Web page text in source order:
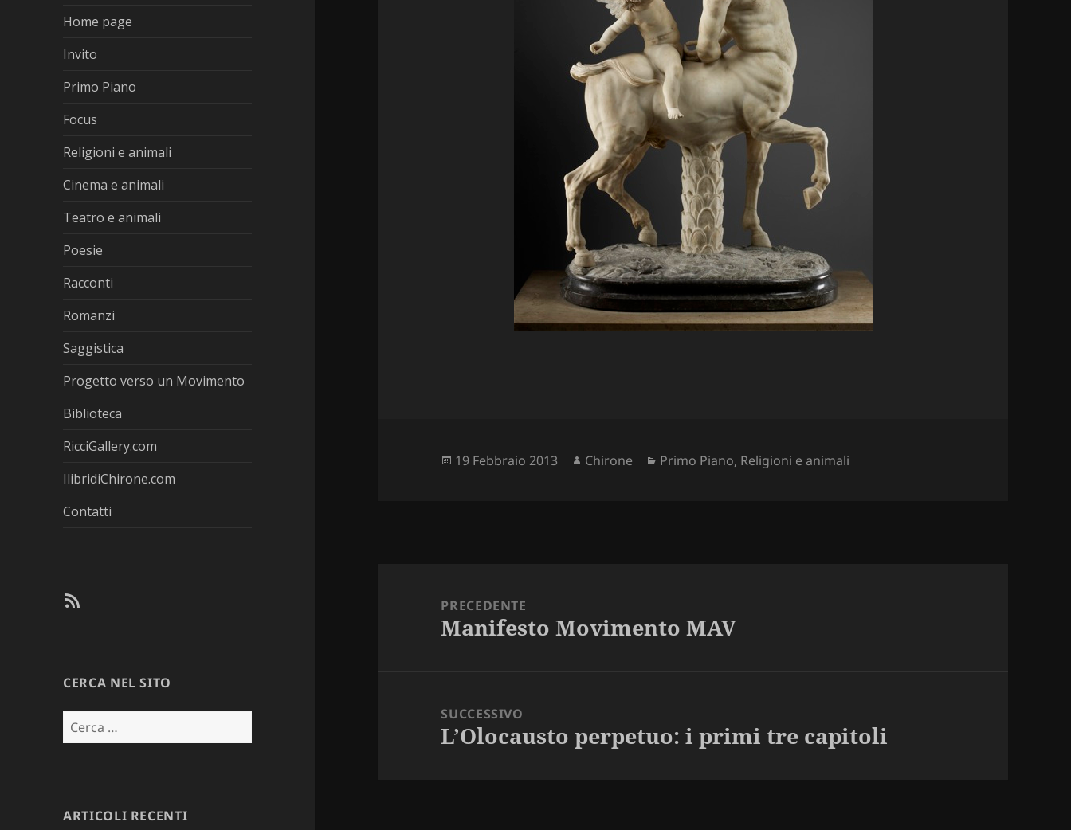
Home page
Invito
Primo Piano
Focus
Religioni e animali
Cinema e animali
Teatro e animali
Poesie
Racconti
Romanzi
Saggistica
Progetto verso un Movimento
Biblioteca
RicciGallery.com
IlibridiChirone.com
Contatti
RSS
CERCA NEL SITO
Ricerca
per:
ARTICOLI RECENTI
Scritto
19 Febbraio 2013 Autore
Chirone Categorie
Primo Piano, Religioni e animali
PRECEDENTE
Articolo
Manifesto Movimento MAV
SUCCESSIVO
Articolo
L’Olocausto perpetuo: i primi tre capitoli